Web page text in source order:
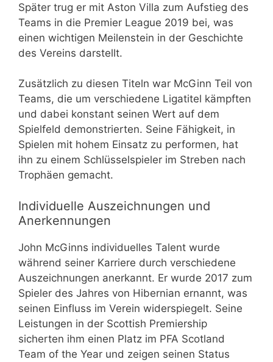
Später trug er mit Aston Villa zum Aufstieg des
Teams in die Premier League 2019 bei, was
einen wichtigen Meilenstein in der Geschichte
des Vereins darstellt.
Zusätzlich zu diesen Titeln war McGinn Teil von
Teams, die um verschiedene Ligatitel kämpften
und dabei konstant seinen Wert auf dem
Spielfeld demonstrierten. Seine Fähigkeit, in
Spielen mit hohem Einsatz zu performen, hat
ihn zu einem Schlüsselspieler im Streben nach
Trophäen gemacht.
Individuelle Auszeichnungen und
Anerkennungen
John McGinns individuelles Talent wurde
während seiner Karriere durch verschiedene
Auszeichnungen anerkannt. Er wurde 2017 zum
Spieler des Jahres von Hibernian ernannt, was
seinen Einfluss im Verein widerspiegelt. Seine
Leistungen in der Scottish Premiership
sicherten ihm einen Platz im PFA Scotland
Team of the Year und zeigen seinen Status